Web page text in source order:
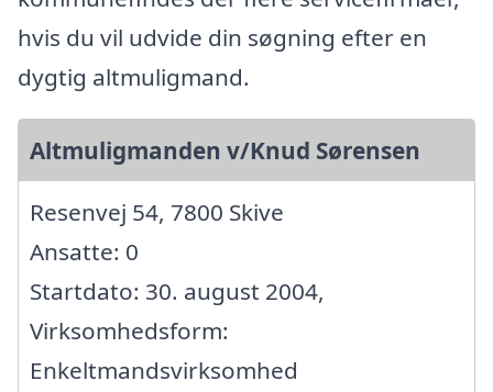
hvis du vil udvide din søgning efter en
dygtig altmuligmand.
Altmuligmanden v/Knud Sørensen
Resenvej 54, 7800 Skive
Ansatte: 0
Startdato: 30. august 2004,
Virksomhedsform:
Enkeltmandsvirksomhed